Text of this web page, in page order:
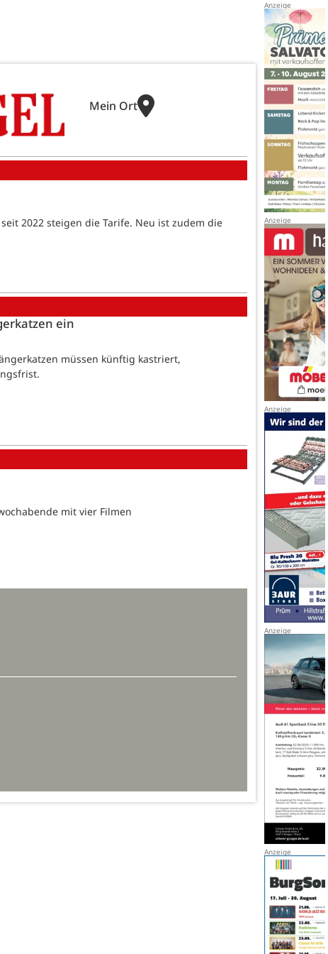
Mein Ort
2022 steigen die Tarife. Neu ist zudem die
ein
müssen künftig kastriert,
mit vier Filmen